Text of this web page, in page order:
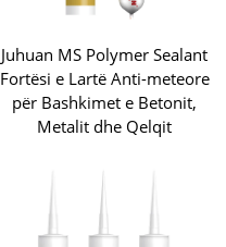
Juhuan MS Polymer Sealant
Fortësi e Lartë Anti-meteore
për Bashkimet e Betonit,
Metalit dhe Qelqit